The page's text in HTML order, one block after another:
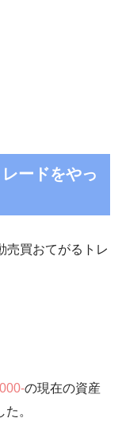
ードをやっ
売買おてがるトレ
の現在の資産
。